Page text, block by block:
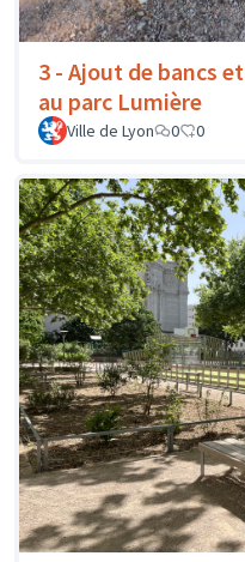
3 - Ajout de bancs
au parc Lumière
Ville de Lyon 0 0